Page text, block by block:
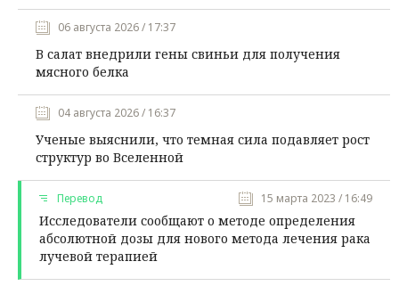
06 августа 2026 / 17:37
В салат внедрили гены свиньи для получения
мясного белка
04 августа 2026 / 16:37
Ученые выяснили, что темная сила подавляет рост
структур во Вселенной
Перевод 15 марта 2023 / 16:49
Исследователи сообщают о методе определения
абсолютной дозы для нового метода лечения рака
лучевой терапией